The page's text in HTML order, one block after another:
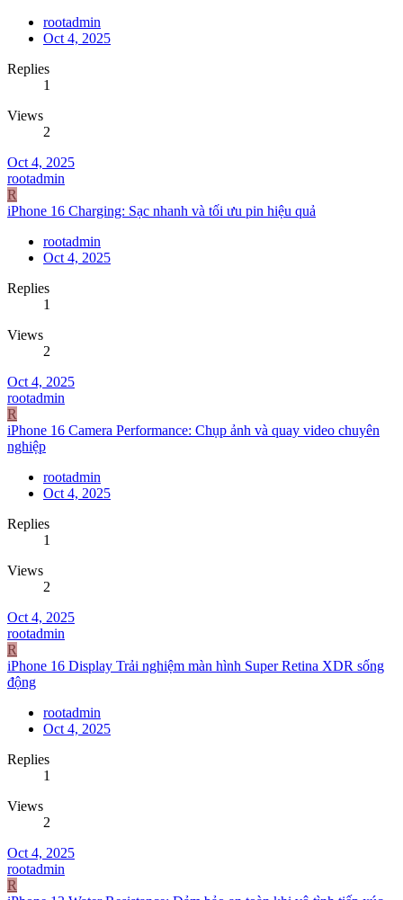
rootadmin
Oct 4, 2025
Replies
1
Views
2
Oct 4, 2025
rootadmin
R
iPhone 16 Charging: Sạc nhanh và tối ưu pin hiệu quả
rootadmin
Oct 4, 2025
Replies
1
Views
2
Oct 4, 2025
rootadmin
R
iPhone 16 Camera Performance: Chụp ảnh và quay video chuyên
nghiệp
rootadmin
Oct 4, 2025
Replies
1
Views
2
Oct 4, 2025
rootadmin
R
iPhone 16 Display Trải nghiệm màn hình Super Retina XDR sống
động
rootadmin
Oct 4, 2025
Replies
1
Views
2
Oct 4, 2025
rootadmin
R